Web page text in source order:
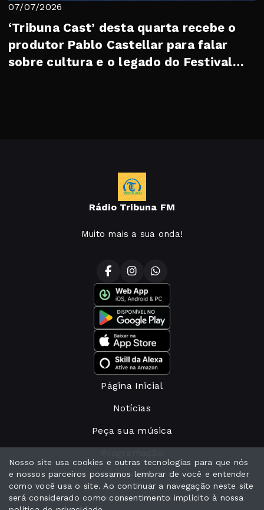
07/07/2026
‘Tribuna Cast’ desta quarta recebe o
produtor Pablo Castellar para falar
sobre cultura e o legado do Festival
Rádio Tribuna FM
Muito mais a sua onda!
Página Inicial
Notícias
Peça sua música
Nosso time
Anuncie conosco
Nosso site usa cookies e outras tecnologias para que nós
e nossos parceiros possamos lembrar de você e entender
como você usa o site. Ao continuar a navegação neste site
será considerado como consentimento implícito à nossa